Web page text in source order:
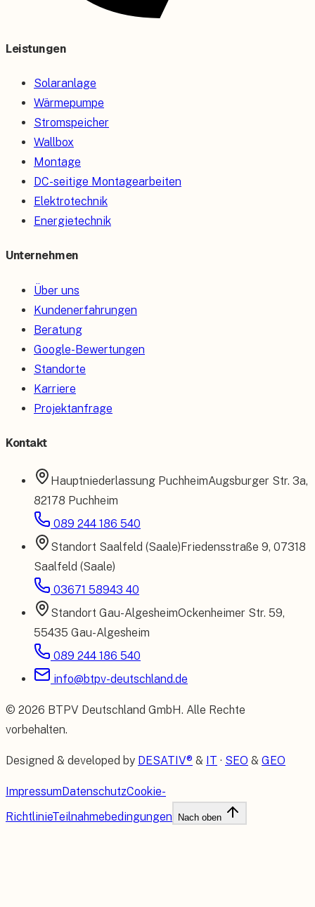
Leistungen
Solaranlage
Wärmepumpe
Stromspeicher
Wallbox
Montage
DC-seitige Montagearbeiten
Elektrotechnik
Energietechnik
Unternehmen
Über uns
Kundenerfahrungen
Beratung
Google-Bewertungen
Standorte
Karriere
Projektanfrage
Kontakt
Hauptniederlassung PuchheimAugsburger Str. 3a,
82178 Puchheim
089 244 186 540
Standort Saalfeld (Saale) Friedensstraße 9, 07318
Saalfeld (Saale)
03671 58943 40
Standort Gau-AlgesheimOckenheimer Str. 59,
55435 Gau-Algesheim
089 244 186 540
info@btpv-deutschland.de
© 2026 BTPV Deutschland GmbH. Alle Rechte
vorbehalten.
Designed & developed by DESATIV® & IT · SEO & GEO
Impressum DatenschutzCookie-
RichtlinieTeilnahmebedingungen Nach oben